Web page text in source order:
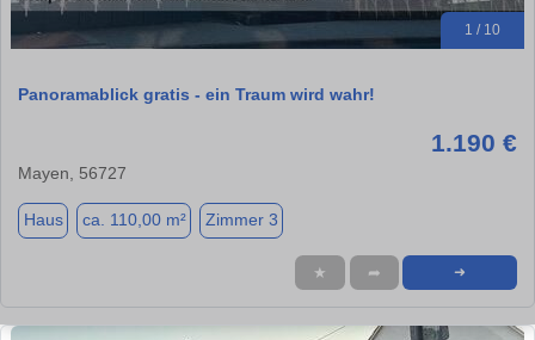
1 / 10
Panoramablick gratis - ein Traum wird wahr!
1.190 €
Mayen, 56727
Haus ca. 110,00 m² Zimmer 3
★ ➦ ➜